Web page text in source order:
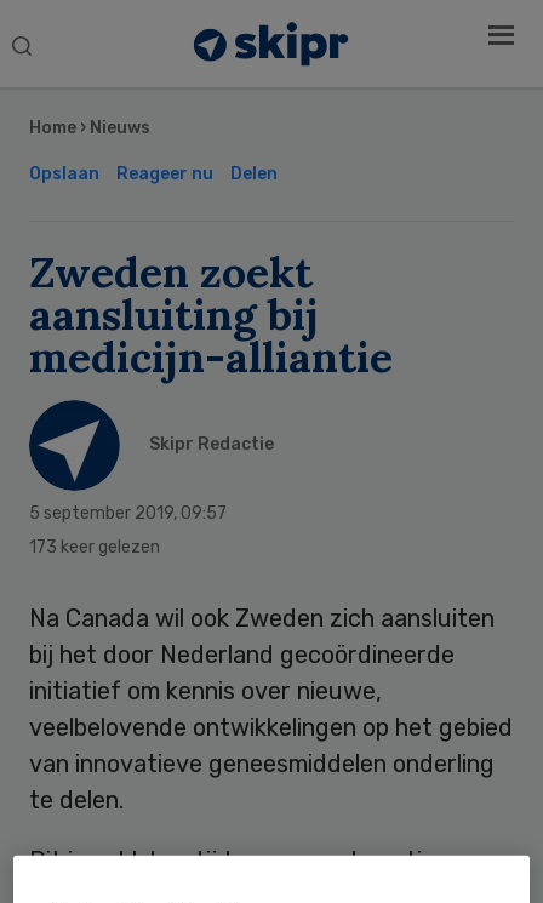
Search
Home › Nieuws
Opslaan Reageer nu Delen
Zweden zoekt
aansluiting bij
medicijn-alliantie
Skipr Redactie
5 september 2019, 09:57
173 keer gelezen
Na Canada wil ook Zweden zich aansluiten
bij het door Nederland gecoördineerde
initiatief om kennis over nieuwe,
veelbelovende ontwikkelingen op het gebied
van innovatieve geneesmiddelen onderling
te delen.
Dit is gebleken tijdens een ontmoeting
Sidebar